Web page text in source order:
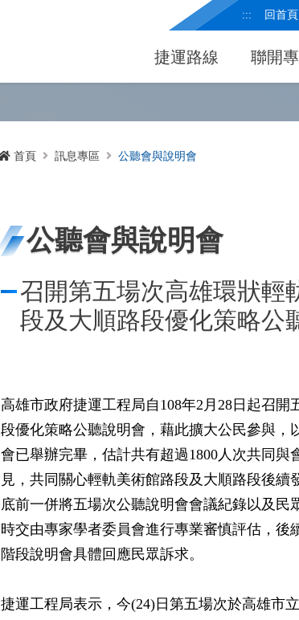
::: 回首頁
捷運路線 聯開
首頁 訊息專區 公聽會與說明會
公聽會與說明會
召開第五場次高雄環狀輕
段及大順路段優化策略公
高雄市政府捷運工程局自108年2月28日起召
段優化策略公聽說明會，藉此擴大公民參與，
會已舉辦完畢，估計共有超過1800人次共同
見，共同關心輕軌美術館路段及大順路段後
底前一併將五場次公聽說明會會議紀錄以及民
時交由專家學者委員會進行專業審慎評估，
階段說明會具體回應民眾訴求。
捷運工程局表示，今(24)日第五場次於高雄市